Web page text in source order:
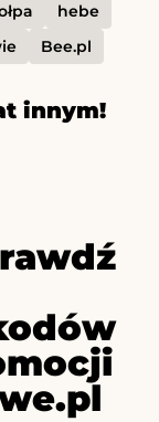
hebe
Bee.pl
innym!